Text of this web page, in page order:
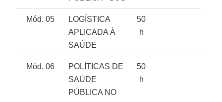
Mód. 05
LOGÍSTICA
APLICADA À
SAÚDE
50
h
Mód. 06
POLÍTICAS DE
SAÚDE
PÚBLICA NO
50
h